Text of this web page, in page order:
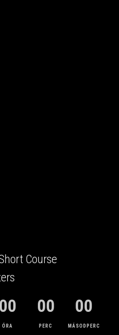
Course
00
ÓRA
00
PERC
00
MÁSODPERC